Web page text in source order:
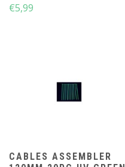
€5,99
CABLES ASSEMBLER